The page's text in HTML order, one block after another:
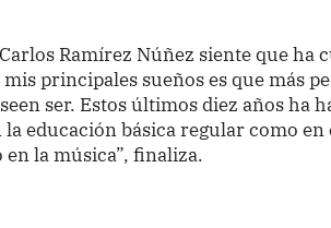
Ramírez Núñez siente que ha
principales sueños es que más
ser. Estos últimos diez años ha
educación básica regular como en
la música”, finaliza.